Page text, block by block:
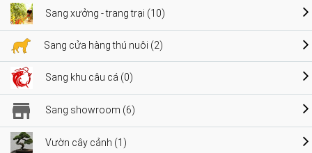
Sang xưởng - trang trại (10)
Sang cửa hàng thú nuôi (2)
Sang khu câu cá (0)
Sang showroom (6)
Vườn cây cảnh (1)